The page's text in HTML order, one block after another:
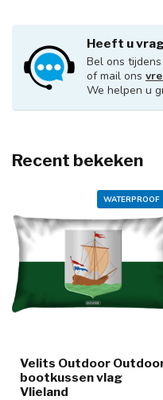
Heeft u
Bel ons
of mail ons
We helpen u
Recent bekeken
WATERPROOF
Velits Outdoor
bootkussen vlag
Vlieland